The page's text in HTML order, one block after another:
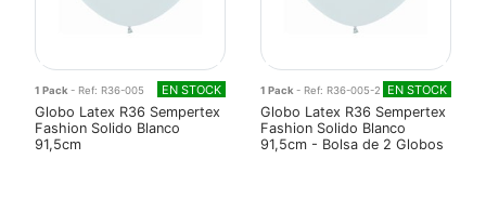
1 Pack - Ref: R36-005 EN STOCK
Globo Latex R36 Sempertex
Fashion Solido Blanco
91,5cm
1 Pack - Ref: R36-005-2 EN STOCK
Globo Latex R36 Sempertex
Fashion Solido Blanco
91,5cm - Bolsa de 2 Globos